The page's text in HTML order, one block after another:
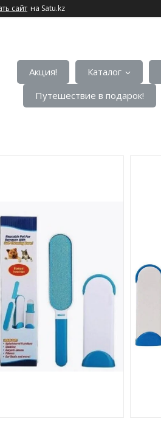
сайт на Satu.kz
Акция! Каталог
Путешествие в подарок!